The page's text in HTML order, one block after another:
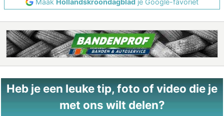
Maak Hollandskroondagblad je Google-favoriet
Heb je een leuke tip, foto of video die je
met ons wilt delen?